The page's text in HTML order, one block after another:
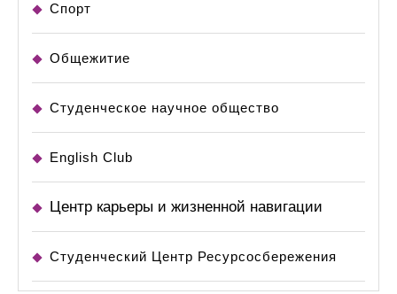
Спорт
Общежитие
Студенческое научное общество
English Club
Центр карьеры и жизненной навигации
Студенческий Центр Ресурсосбережения